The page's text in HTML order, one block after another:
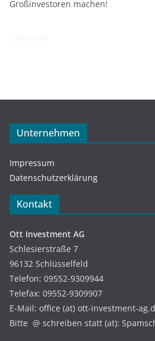
Großinvestoren machen!
Unternehmen
Impressum
Datenschutzerklärung
Kontakt
Ott Investment AG
Schlesierstraße 7
96132 Schlüsselfeld
Telefon: 09552-9309944
Telefax: 09552-9309907
E-Mail: office (at) ott-investment-
Bitte @ schreiben statt (at):